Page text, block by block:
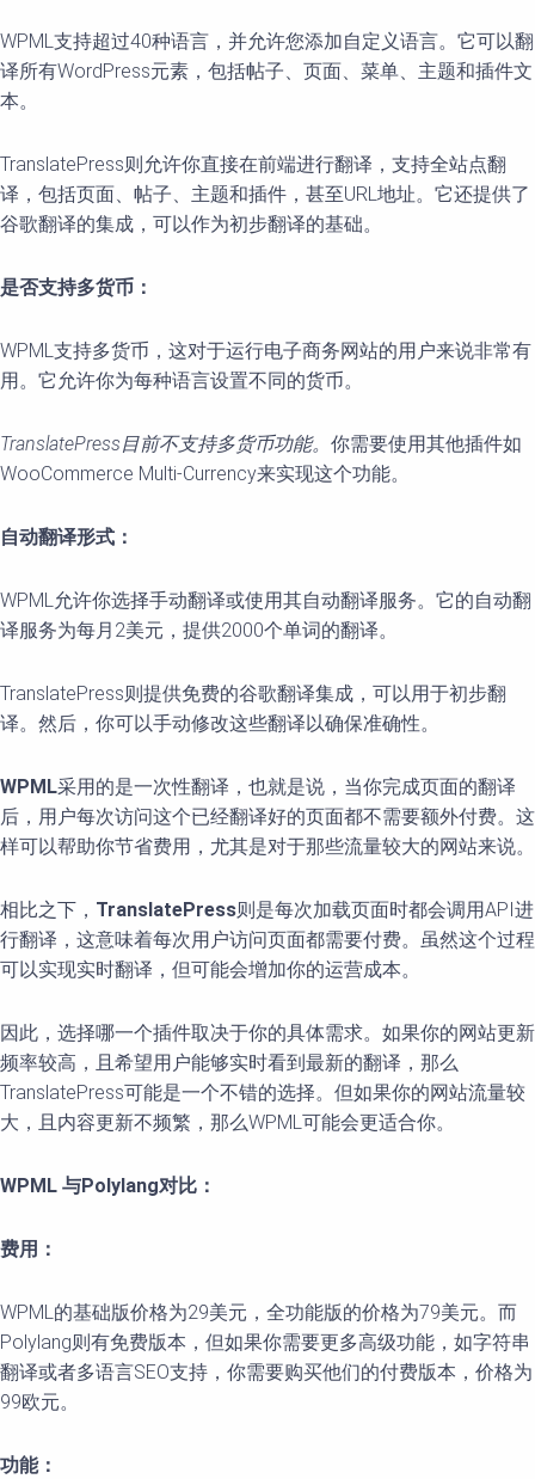
WPML支持超过40种语言，并允许您添加自定义语言。它可以翻
译所有WordPress元素，包括帖子、页面、菜单、主题和插件文
本。
TranslatePress则允许你直接在前端进行翻译，支持全站点翻
译，包括页面、帖子、主题和插件，甚至URL地址。它还提供了
谷歌翻译的集成，可以作为初步翻译的基础。
是否支持多货币：
WPML支持多货币，这对于运行电子商务网站的用户来说非常有
用。它允许你为每种语言设置不同的货币。
TranslatePress目前不支持多货币功能。 你需要使用其他插件如
WooCommerce Multi-Currency来实现这个功能。
自动翻译形式：
WPML允许你选择手动翻译或使用其自动翻译服务。它的自动翻
译服务为每月2美元，提供2000个单词的翻译。
TranslatePress则提供免费的谷歌翻译集成，可以用于初步翻
译。然后，你可以手动修改这些翻译以确保准确性。
WPML采用的是一次性翻译，也就是说，当你完成页面的翻译
后，用户每次访问这个已经翻译好的页面都不需要额外付费。这
样可以帮助你节省费用，尤其是对于那些流量较大的网站来说。
相比之下， TranslatePress则是每次加载页面时都会调用API进
行翻译，这意味着每次用户访问页面都需要付费。虽然这个过程
可以实现实时翻译，但可能会增加你的运营成本。
因此，选择哪一个插件取决于你的具体需求。如果你的网站更新
频率较高，且希望用户能够实时看到最新的翻译，那么
TranslatePress可能是一个不错的选择。但如果你的网站流量较
大，且内容更新不频繁，那么WPML可能会更适合你。
WPML 与Polylang对比：
费用：
WPML的基础版价格为29美元，全功能版的价格为79美元。而
Polylang则有免费版本，但如果你需要更多高级功能，如字符串
翻译或者多语言SEO支持，你需要购买他们的付费版本，价格为
99欧元。
功能：